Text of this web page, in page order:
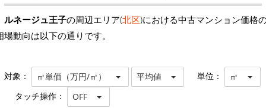
ルネージュ王子の周辺エリア(北区)における中古マンション価格
場動向は以下の通りです。
対象： ㎡単価（万円/㎡） 平均値 単位： ㎡
タッチ操作： OFF